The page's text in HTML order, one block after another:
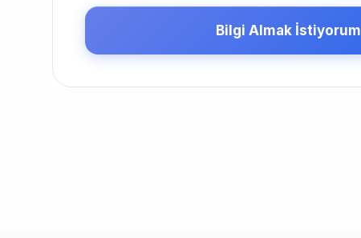
Bilgi Almak İstiyorum